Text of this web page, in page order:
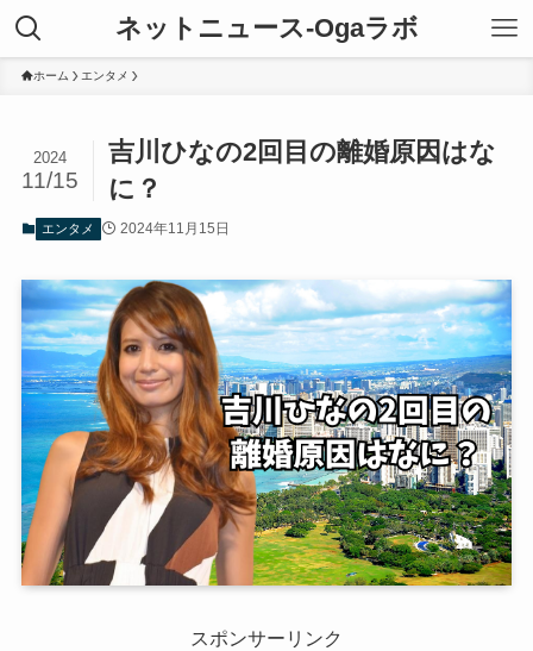
ネットニュース-Ogaラボ
ホーム エンタメ
吉川ひなの2回目の離婚原因はな
に？
2024
11/15
エンタメ 2024年11月15日
スポンサーリンク